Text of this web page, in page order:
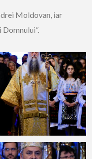
Moldovan, iar